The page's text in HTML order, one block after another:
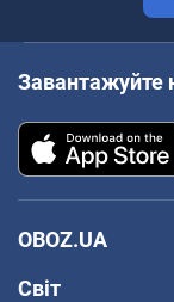
Завантажуйте
OBOZ.UA
Світ